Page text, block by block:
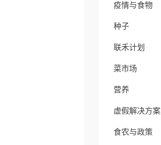
疫情与食物
种子
联禾计划
菜市场
营养
虚假解决方案
食农与政策